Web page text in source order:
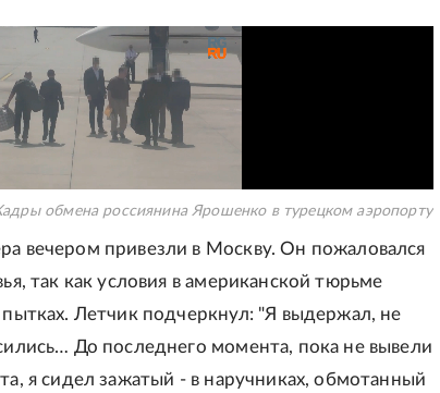
обмена россиянина Ярошенко в турецком аэропорту
вечером привезли в Москву. Он пожаловался
так как условия в американской тюрьме
Летчик подчеркнул: "Я выдержал, не
До последнего момента, пока не вывели
я сидел зажатый - в наручниках, обмотанный